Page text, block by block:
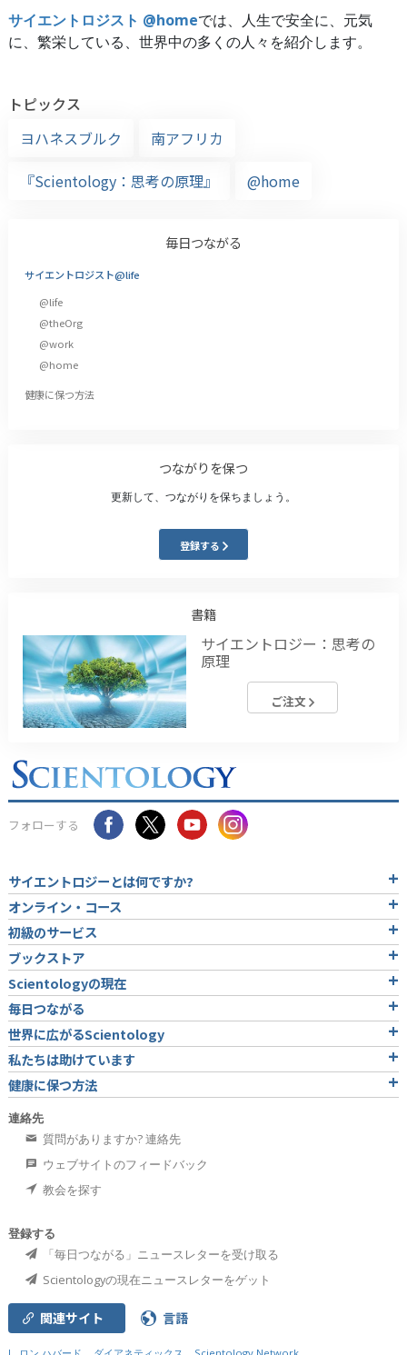
サイエントロジスト @homeでは、人生で安全に、元気
に、繁栄している、世界中の多くの人々を紹介します。
トピックス
ヨハネスブルク
南アフリカ
『Scientology：思考の原理』
@home
毎日つながる
サイエントロジスト@life
@life
@theOrg
@work
@home
健康に保つ方法
つながりを保つ
更新して、つながりを保ちましょう。
登録する
書籍
サイエントロジー：思考の
原理
ご注文
フォローする
サイエントロジーとは何ですか?
オンライン・コース
初級のサービス
ブックストア
Scientologyの現在
毎日つながる
世界に広がるScientology
私たちは助けています
健康に保つ方法
連絡先
質問がありますか? 連絡先
ウェブサイトのフィードバック
教会を探す
登録する
「毎日つながる」ニュースレターを受け取る
Scientologyの現在ニュースレターをゲット
関連サイト 言語